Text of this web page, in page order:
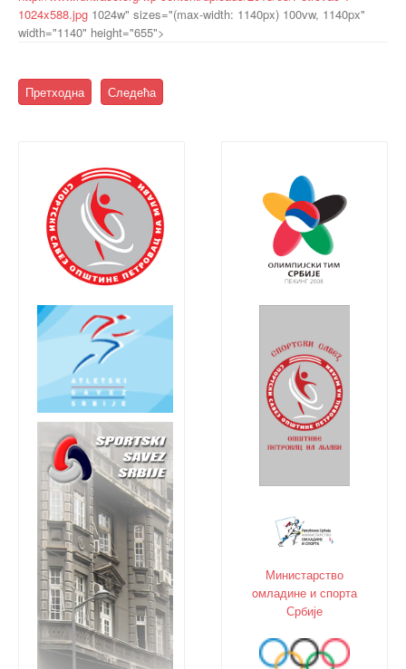
1024x588.jpg 1024w" sizes="(max-width: 1140px) 100vw, 1140px"
width="1140" height="655">
Претходна Следећа
Министарство
oмладине и спорта
Србије